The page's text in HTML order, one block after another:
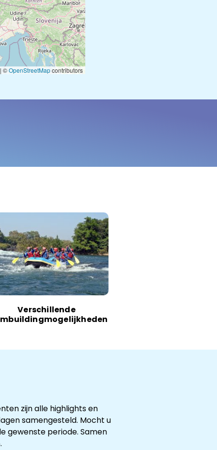
| ©OpenStreetMapcontributors
Verschillende
zijn alle highlights en
samengesteld. Mocht u
gewenste periode. Samen